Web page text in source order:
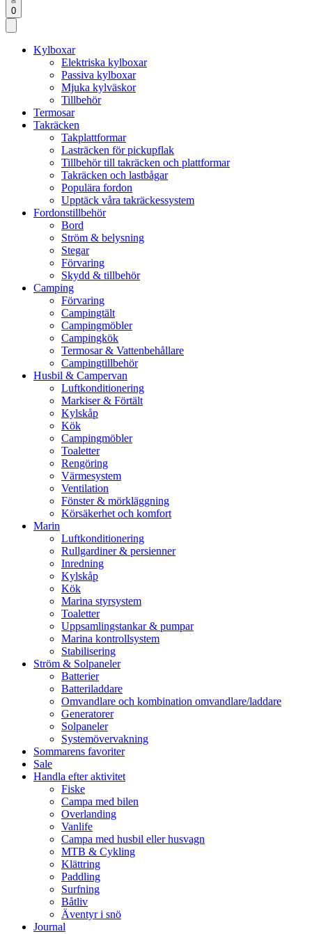
0
Kylboxar
Elektriska kylboxar
Passiva kylboxar
Mjuka kylväskor
Tillbehör
Termosar
Takräcken
Takplattformar
Lasträcken för pickupflak
Tillbehör till takräcken och plattformar
Takräcken och lastbågar
Populära fordon
Upptäck våra takräckessystem
Fordonstillbehör
Bord
Ström & belysning
Stegar
Förvaring
Skydd & tillbehör
Camping
Förvaring
Campingtält
Campingmöbler
Campingkök
Termosar & Vattenbehållare
Campingtillbehör
Husbil & Campervan
Luftkonditionering
Markiser & Förtält
Kylskåp
Kök
Campingmöbler
Toaletter
Rengöring
Värmesystem
Ventilation
Fönster & mörkläggning
Körsäkerhet och komfort
Marin
Luftkonditionering
Rullgardiner & persienner
Inredning
Kylskåp
Kök
Marina styrsystem
Toaletter
Uppsamlingstankar & pumpar
Marina kontrollsystem
Stabilisering
Ström & Solpaneler
Batterier
Batteriladdare
Omvandlare och kombination omvandlare/laddare
Generatorer
Solpaneler
Systemövervakning
Sommarens favoriter
Sale
Handla efter aktivitet
Fiske
Campa med bilen
Overlanding
Vanlife
Campa med husbil eller husvagn
MTB & Cykling
Klättring
Paddling
Surfning
Båtliv
Äventyr i snö
Journal